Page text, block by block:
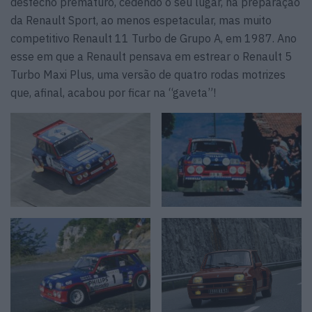
da Renault Sport, ao menos espetacular, mas muito
competitivo Renault 11 Turbo de Grupo A, em 1987. Ano
esse em que a Renault pensava em estrear o Renault 5
Turbo Maxi Plus, uma versão de quatro rodas motrizes
que, afinal, acabou por ficar na “gaveta”!